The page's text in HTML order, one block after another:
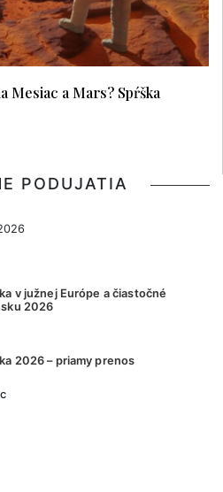
Mesiac a Mars? Spŕška
PODUJATIA
v južnej Európe a čiastočné
2026
2026 – priamy prenos